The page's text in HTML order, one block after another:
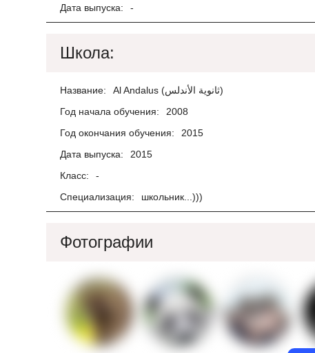
Дата выпуска:
-
Школа:
Название:
Al Andalus (ثانوية الأندلس)
Год начала обучения:
2008
Год окончания обучения:
2015
Дата выпуска:
2015
Класс:
-
Специализация:
школьник...)))
Фотографии